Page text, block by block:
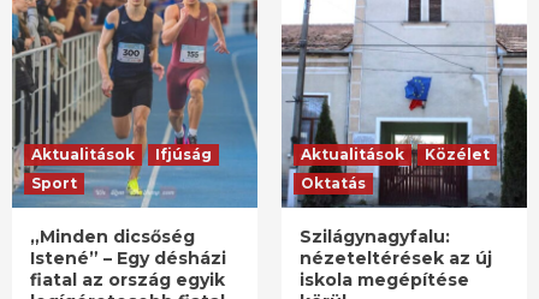
Aktualitások
Ifjúság
Sport
„Minden dicsőség
Istené” – Egy désházi
fiatal az ország egyik
Aktualitások
Közélet
Oktatás
Szilágynagyfalu:
nézeteltérések az új
iskola megépítése